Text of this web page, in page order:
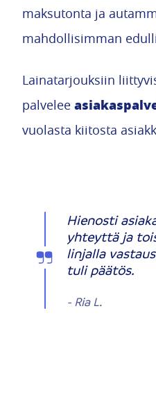
maksutonta ja
mahdollisimman
Lainatarjouksiin
palvelee
vuolasta kiitosta
Hienosti
yhteyttä ja
linjalla
tuli päätös.
- Ria L.